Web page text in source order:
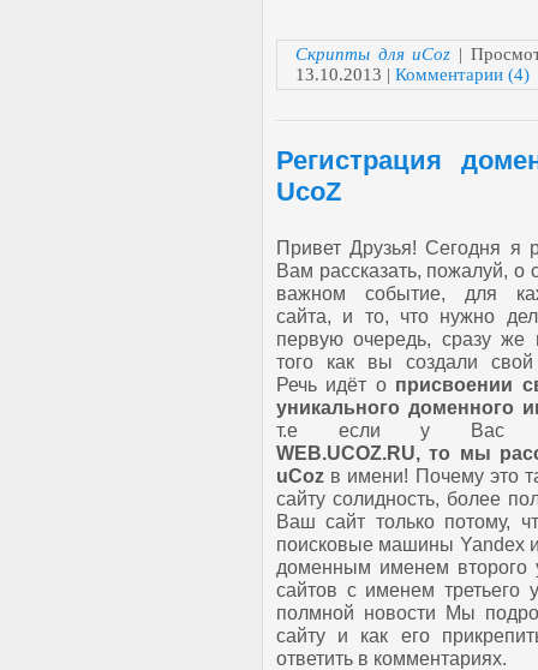
Скрипты для uCoz |
13.10.2013 | Комментарии (4)
Регистрация
UcoZ
Привет Друзья! Сегодня я
Вам рассказать, пожалуй, о
важном событие, для
сайта, и то, что нужно
первую очередь, сразу же
того как вы создали свой
Речь идёт о присвоении
уникального доменного
т.е если у
WEB.UCOZ.RU, то мы
uCoz в имени! Почему это
сайту солидность, более
Ваш сайт только потому,
поисковые машины Yandex
доменным именем второго
сайтов с именем третьего
полмной новости Мы
сайту и как его
ответить в комментариях.